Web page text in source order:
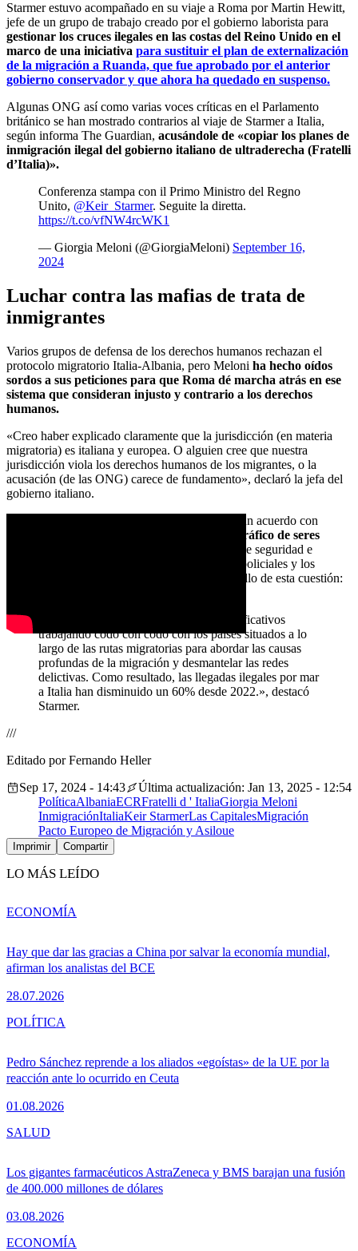
Starmer estuvo acompañado en su viaje a Roma por Martin Hewitt,
jefe de un grupo de trabajo creado por el gobierno laborista para
gestionar los cruces ilegales en las costas del Reino Unido en el
marco de una iniciativa para sustituir el plan de externalización
de la migración a Ruanda, que fue aprobado por el anterior
gobierno conservador y que ahora ha quedado en suspenso.
Algunas ONG así como varias voces críticas en el Parlamento
británico se han mostrado contrarios al viaje de Starmer a Italia,
según informa The Guardian, acusándole de «copiar los planes de
inmigración ilegal del gobierno italiano de ultraderecha (Fratelli
d’Italia)».
Conferenza stampa con il Primo Ministro del Regno
Unito, @Keir_Starmer. Seguite la diretta.
https://t.co/vfNW4rcWK1
— Giorgia Meloni (@GiorgiaMeloni) September 16,
2024
Luchar contra las mafias de trata de
inmigrantes
Varios grupos de defensa de los derechos humanos rechazan el
protocolo migratorio Italia-Albania, pero Meloni ha hecho oídos
sordos a sus peticiones para que Roma dé marcha atrás en ese
sistema que consideran injusto y contrario a los derechos
humanos.
«Creo haber explicado claramente que la jurisdicción (en materia
migratoria) es italiana y europea. O alguien cree que nuestra
jurisdicción viola los derechos humanos de los migrantes, o la
acusación (de las ONG) carece de fundamento», declaró la jefa del
gobierno italiano.
Por otra parte, Meloni anunció que ha cerrado un acuerdo con
intensificar la lucha contra el tráfico de seres
reforzando los esfuerzos en materia de seguridad e
intensificando la cooperación entre las fuerzas policiales y los
servicios de inteligencia, centrándose en el meollo de esta cuestión:
«Habéis logrado (en Italia) avances significativos
trabajando codo con codo con los países situados a lo
largo de las rutas migratorias para abordar las causas
profundas de la migración y desmantelar las redes
delictivas. Como resultado, las llegadas ilegales por mar
a Italia han disminuido un 60% desde 2022.», destacó
Starmer.
///
Editado por Fernando Heller
Sep 17, 2024 - 14:43
Última actualización: Jan 13, 2025 - 12:54
PolíticaAlbaniaECRFratelli d ' ItaliaGiorgia Meloni
InmigraciónItaliaKeir StarmerLas CapitalesMigración
Pacto Europeo de Migración y Asiloue
Imprimir Compartir
LO MÁS LEÍDO
Hay que dar las gracias a China por salvar la economía mundial,
afirman los analistas del BCE
28.07.2026
ECONOMÍA
Pedro Sánchez reprende a los aliados «egoístas» de la UE por la
reacción ante lo ocurrido en Ceuta
01.08.2026
POLÍTICA
Los gigantes farmacéuticos AstraZeneca y BMS barajan una fusión
de 400.000 millones de dólares
03.08.2026
SALUD
ECONOMÍA